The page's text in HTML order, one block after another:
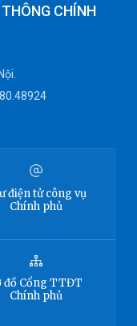
CHÍNH
điện tử công vụ
Chính phủ
đồ Cổng TTĐT
Chính phủ